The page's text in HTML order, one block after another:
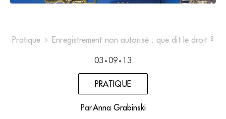
Pratique Enregistrement non autorisé : que dit le droit ?
03 • 09 • 13
PRATIQUE
ParAnna Grabinski